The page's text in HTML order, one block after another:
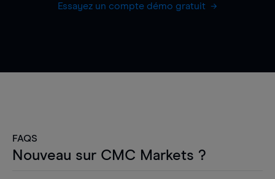
Essayez un compte démo gratuit
FAQS
Nouveau sur CMC Markets ?